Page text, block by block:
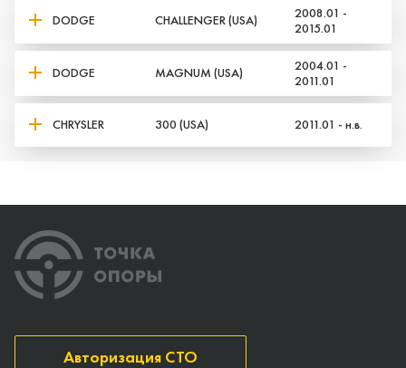
DODGE CHALLENGER (USA)
2008.01 -
2015.01
DODGE MAGNUM (USA)
2004.01 -
2011.01
CHRYSLER 300 (USA) 2011.01 - н.в.
Авторизация СТО